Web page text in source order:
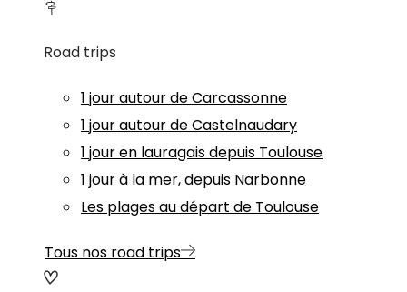
Road trips
1 jour autour de Carcassonne
1 jour autour de Castelnaudary
1 jour en lauragais depuis Toulouse
1 jour à la mer, depuis Narbonne
Les plages au départ de Toulouse
Tous nos road trips